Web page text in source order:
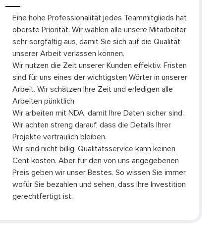
Eine hohe Professionalität jedes Teammitglieds hat
oberste Priorität. Wir wählen alle unsere Mitarbeiter
sehr sorgfältig aus, damit Sie sich auf die Qualität
unserer Arbeit verlassen können.
Wir nutzen die Zeit unserer Kunden effektiv. Fristen
sind für uns eines der wichtigsten Wörter in unserer
Arbeit. Wir schätzen Ihre Zeit und erledigen alle
Arbeiten pünktlich.
Wir arbeiten mit NDA, damit Ihre Daten sicher sind.
Wir achten streng darauf, dass die Details Ihrer
Projekte vertraulich bleiben.
Wir sind nicht billig. Qualitätsservice kann keinen
Cent kosten. Aber für den von uns angegebenen
Preis geben wir unser Bestes. So wissen Sie immer,
wofür Sie bezahlen und sehen, dass Ihre Investition
gerechtfertigt ist.